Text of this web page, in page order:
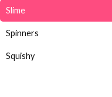
Slime
Spinners
Squishy